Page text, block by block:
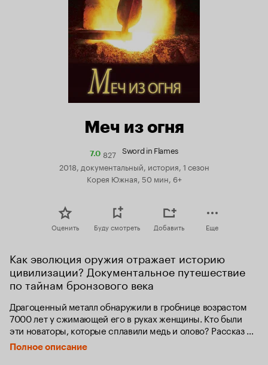
Меч из огня
7.0Рейтинг
Кинопоиска
7.0
827 Sword in Flames
2018, документальный, история, 1 сезон
Корея Южная, 50 мин, 6+
Оценить Буду смотреть Добавить Еще
Как эволюция оружия отражает историю
цивилизации? Документальное путешествие
по тайнам бронзового века
Драгоценный металл обнаружили в гробнице возрастом
7000 лет у сжимающей его в руках женщины. Кто были
эти новаторы, которые сплавили медь и олово? Рассказ
начинается с рождения первого бронзового меча,
продолжается 2000-летним путешествием с запада
Полное описание